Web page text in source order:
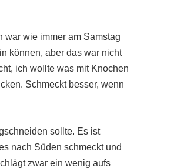
war wie immer am Samstag
können, aber das war nicht
ich wollte was mit Knochen
Schmeckt besser, wenn
sollte. Es ist
nach Süden schmeckt und
zwar ein wenig aufs